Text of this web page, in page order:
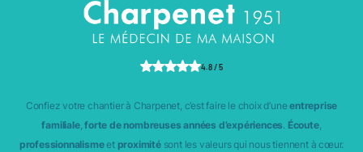
4.8 / 5
Confiez votre chantier à Charpenet, c’est faire le choix d’uneentreprise
familiale,forte de nombreuses années d’expériences. Écoute,
professionnalismeet proximitésont les valeurs qui nous tiennent à cœur.